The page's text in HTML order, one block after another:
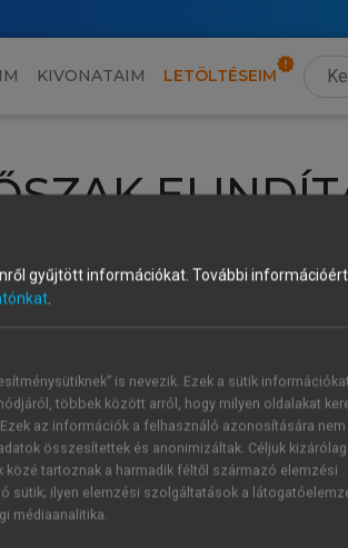
KIVONATAIM LETÖLTÉSEIM
fiókoddal, iskolai azonosítóddal vagy
óra díjmentes hozzáférésrevagy
vagy hozz
a
ÚJ FIÓK
1 óra
gyűjtött információkat. További
.
is nevezik. Ezek a sütik
többek között arról, hogy milyen oldalakat
az információk a felhasználó azonosítására nem
összesítettek és anonimizáltak. Céljuk
közé tartoznak a harmadik féltől származó elemzési
sütik; ilyen elemzési szolgáltatások a
médiaanalitika.